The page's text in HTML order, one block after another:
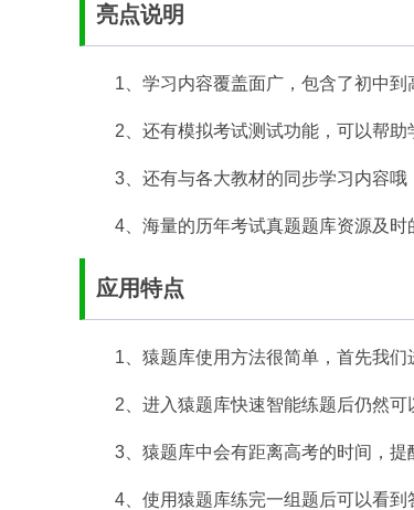
亮点说明
1、学习内容覆盖面广，包含了初中
2、还有模拟考试测试功能，可以帮
3、还有与各大教材的同步学习内容哦
4、海量的历年考试真题题库资源及
应用特点
1、猿题库使用方法很简单，首先我们
2、进入猿题库快速智能练题后仍然可
3、猿题库中会有距离高考的时间，提
4、使用猿题库练完一组题后可以看到